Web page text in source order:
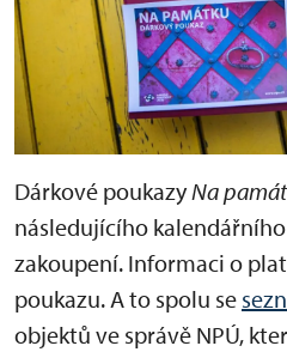
Dárkové poukazyNa
následujícího
zakoupení. Informaci o
poukazu. A to spolu se
objektů ve správě NPÚ,